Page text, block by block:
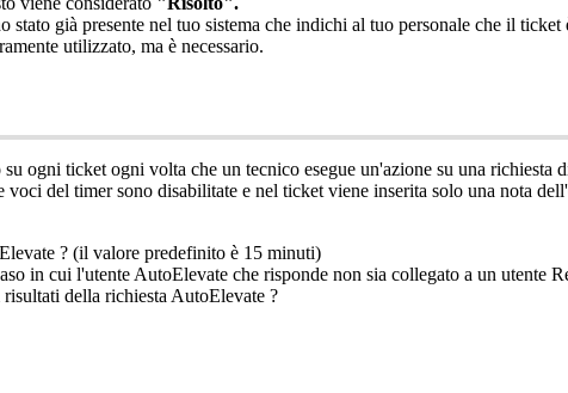
stato già presente nel tuo sistema che indichi al tuo personale che il ticket
utilizzato, ma è necessario.
su ogni ticket ogni volta che un tecnico esegue un'azione su una richiesta
voci del timer sono disabilitate e nel ticket viene inserita solo una nota dell'
? (il valore predefinito è 15 minuti)
in cui l'utente AutoElevate che risponde non sia collegato a un utente
risultati della richiesta AutoElevate ?